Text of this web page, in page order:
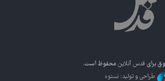
برای قدس آنلاین محفوظ است.
طراحی و تولید: نستوه